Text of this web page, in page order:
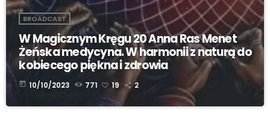
BROADCAST
W Magicznym Kręgu 20 Anna Ras Menet
Żeńska medycyna. W harmonii z naturą do
kobiecego piękna i zdrowia
today 10/10/2023 771 19 2